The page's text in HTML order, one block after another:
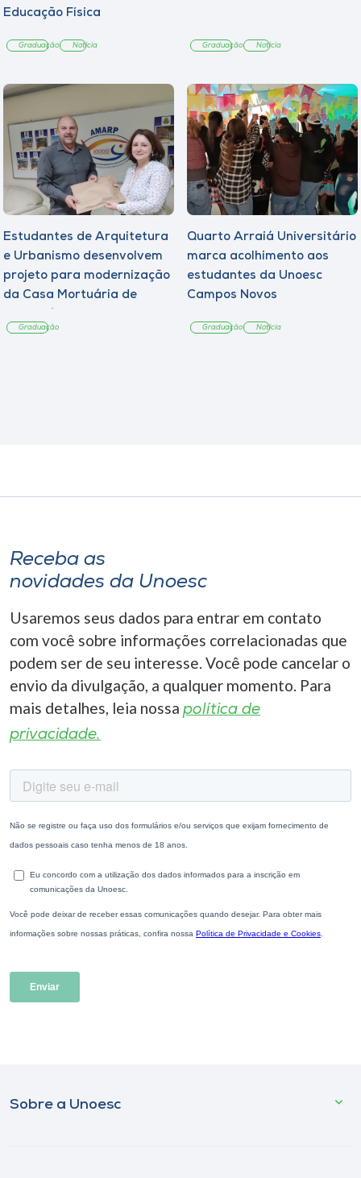
Educação Física
Graduação Notícia Graduação Notícia
Estudantes de Arquitetura
e Urbanismo desenvolvem
projeto para modernização
da Casa Mortuária de
Graduação
Quarto Arraiá Universitário
marca acolhimento aos
estudantes da Unoesc
Campos Novos
Graduação Notícia
Receba as
novidades da Unoesc
Usaremos seus dados para entrar em contato
com você sobre informações correlacionadas que
podem ser de seu interesse. Você pode cancelar o
envio da divulgação, a qualquer momento. Para
mais detalhes, leia nossa política de
privacidade.
Sobre a Unoesc